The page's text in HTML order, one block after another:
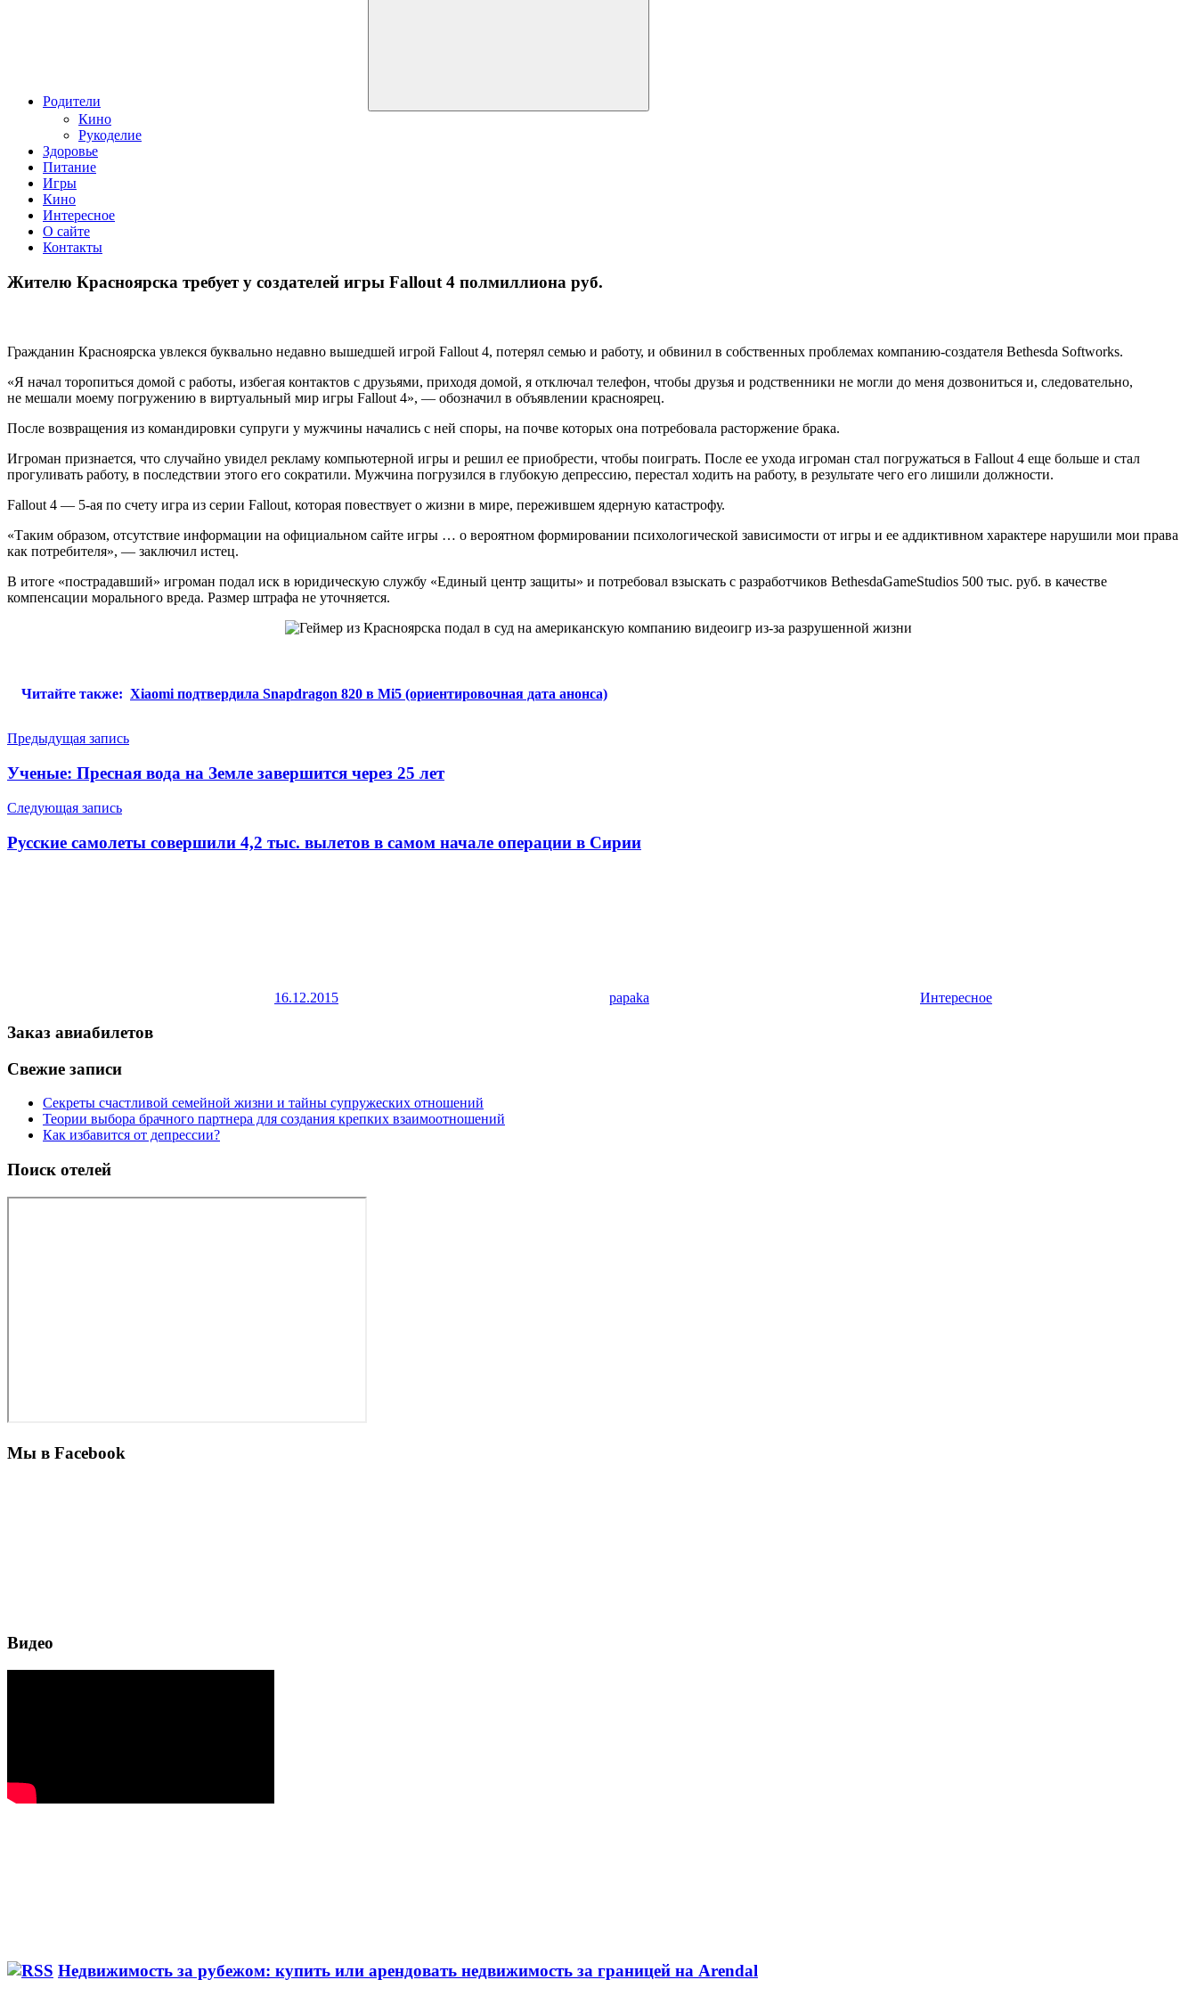
Родители
Кино
Рукоделие
Здоровье
Питание
Игры
Кино
Интересное
О сайте
Контакты
Жителю Красноярска требует у создателей игры Fallout 4 полмиллиона руб.
Гражданин Красноярска увлекся буквально недавно вышедшей игрой Fallout 4, потерял семью и работу, и обвинил в собственных проблемах компанию-создателя Bethesda Softworks.
«Я начал торопиться домой с работы, избегая контактов с друзьями, приходя домой, я отключал телефон, чтобы друзья и родственники не могли до меня дозвониться и, следовательно,
не мешали моему погружению в виртуальный мир игры Fallout 4», — обозначил в объявлении красноярец.
После возвращения из командировки супруги у мужчины начались с ней споры, на почве которых она потребовала расторжение брака.
Игроман признается, что случайно увидел рекламу компьютерной игры и решил ее приобрести, чтобы поиграть. После ее ухода игроман стал погружаться в Fallout 4 еще больше и стал
прогуливать работу, в последствии этого его сократили. Мужчина погрузился в глубокую депрессию, перестал ходить на работу, в результате чего его лишили должности.
Fallout 4 — 5-ая по счету игра из серии Fallout, которая повествует о жизни в мире, пережившем ядерную катастрофу.
«Таким образом, отсутствие информации на официальном сайте игры … о вероятном формировании психологической зависимости от игры и ее аддиктивном характере нарушили мои права
как потребителя», — заключил истец.
В итоге «пострадавший» игроман подал иск в юридическую службу «Единый центр защиты» и потребовал взыскать с разработчиков BethesdaGameStudios 500 тыс. руб. в качестве
компенсации морального вреда. Размер штрафа не уточняется.
Читайте также: Xiaomi подтвердила Snapdragon 820 в Mi5 (ориентировочная дата анонса)
Навигация
по
Предыдущая запись
Ученые: Пресная вода на Земле завершится через 25 лет
Следующая запись
Русские самолеты совершили 4,2 тыс. вылетов в самом начале операции в Сирии
16.12.2015 papaka Интересное
Заказ авиабилетов
Свежие записи
Секреты счастливой семейной жизни и тайны супружеских отношений
Теории выбора брачного партнера для создания крепких взаимоотношений
Как избавится от депрессии?
Поиск отелей
Мы в Facebook
Видео
Недвижимость за рубежом: купить или арендовать недвижимость за границей на Arendal